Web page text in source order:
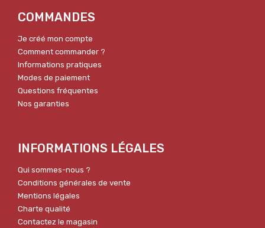
COMMANDES
Je créé mon compte
Comment commander ?
Informations pratiques
Modes de paiement
Questions fréquentes
Nos garanties
INFORMATIONS LÉGALES
Qui sommes-nous ?
Conditions générales de vente
Mentions légales
Charte qualité
Contactez le magasin